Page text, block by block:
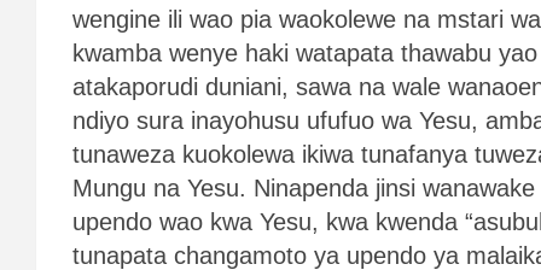
wengine ili wao pia waokolewe na mstari
kwamba wenye haki watapata thawabu
atakaporudi duniani, sawa na wale
ndiyo sura inayohusu ufufuo wa Yesu,
tunaweza kuokolewa ikiwa tunafanya
Mungu na Yesu. Ninapenda jinsi
upendo wao kwa Yesu, kwa kwenda
tunapata changamoto ya upendo ya